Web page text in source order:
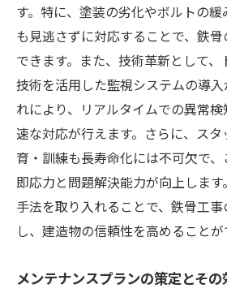
施工からメンテナンスへ
行
全体的なプロセスの改善
効率的な品質管理がもたらす
向上
現場での実施例と成功事例
トラブルシューティング
信頼性を高めるための品
顧客満足度向上に繋がる品
す。特に、塗装の劣化やボルトの
も見逃さずに対応することで、鉄
できます。また、技術革新として、
技術を活用した監視システムの導
れにより、リアルタイムでの異常
速な対応が行えます。さらに、ス
育・訓練も長寿命化には不可欠で
即応力と問題解決能力が向上しま
手法を取り入れることで、鉄骨工
し、建造物の信頼性を高めることが
メンテナンスプランの策定とその